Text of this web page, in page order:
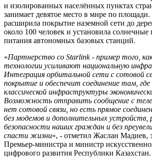
и изолированных населённых пунктах
занимает девятое место в мире по
расширила покрытие наземной сети до
около 100 человек и установила солнечные
питания автономных базовых станций.
«Партнерство со Starlink - пример того,
технологии усиливают национальную
Интеграция орбитальной сети с сотовой
покрытие и обеспечит соединение там, где
классической инфраструктуры
Возможность отправить сообщение с
нет сотовой связи, но есть прямое
без модемов и дополнительных устройств,
безопасности наших граждан и без
спасти жизни», - отметил Жаслан Мадиев,
Премьер-министра и министр
цифрового развития Республики Казахстан.